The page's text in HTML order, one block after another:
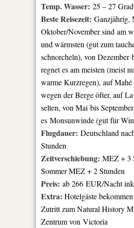
Temp. Wasser: 25 – 27 Grad
Beste Reisezeit: Ganzjährig,
Oktober/November sind am
und wärmsten (gut zum
schnorcheln), von Dezember
regnet es am meisten (meist
warme Kurzregen), auf Mahé
wegen der Berge öfter, auf
selten, von Mai bis
es Monsunwinde (gut für
Flugdauer: Deutschland
Stunden
Zeitverschiebung: MEZ + 3
Sommer MEZ + 2 Stunden
Preis: ab 266 EUR/Nacht
Extra: Hotelgäste
Zutritt zum Natural History
Zentrum von Victoria